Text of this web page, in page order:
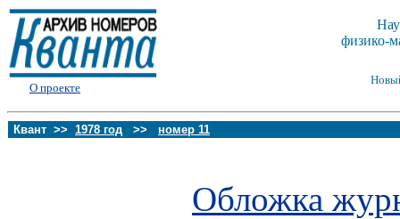
О проекте
физико-
Квант >> 1978 год >> номер 11
Обложка